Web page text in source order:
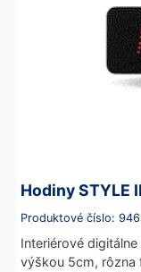
Hodiny STYLE
Produktové číslo:
Interiérové
výškou 5cm, rôzna